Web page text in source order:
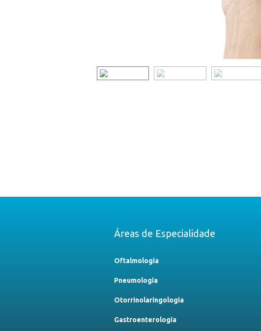
Áreas de Especialidade
Oftalmologia
Pneumologia
Otorrinolaringologia
Gastroenterologia